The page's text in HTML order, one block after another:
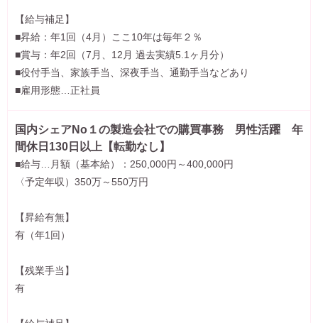
【給与補足】
■昇給：年1回（4月）ここ10年は毎年２％
■賞与：年2回（7月、12月 過去実績5.1ヶ月分）
■役付手当、家族手当、深夜手当、通勤手当などあり
■雇用形態…正社員
国内シェアNo１の製造会社での購買事務 男性活躍 年
間休日130日以上【転勤なし】
■給与…月額（基本給）：250,000円～400,000円
〈予定年収）350万～550万円
【昇給有無】
有（年1回）
【残業手当】
有